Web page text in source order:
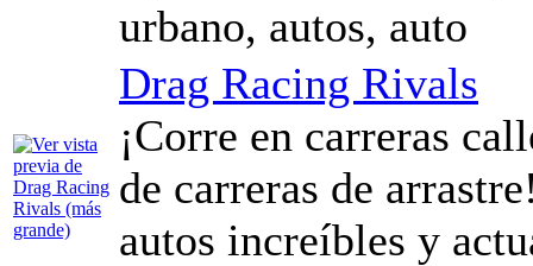
urbano, autos, auto
Drag Racing Rivals
¡Corre en carreras
de carreras de
autos increíbles y